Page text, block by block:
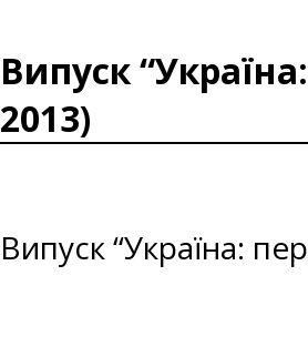
Випуск
2013)
Випуск “Україна: